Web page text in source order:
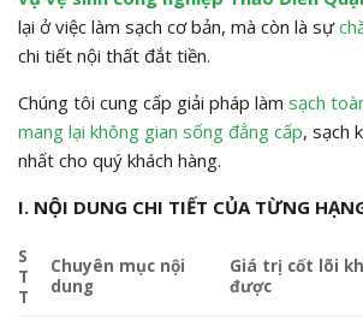
lại ở việc làm sạch cơ bản, mà còn là sự
chi tiết nội thất đắt tiền.
Chúng tôi cung cấp giải pháp làm sạch
mang lại không gian sống đẳng cấp, sạch
nhất cho quý khách hàng.
I. NỘI DUNG CHI TIẾT CỦA TỪNG
S
T
T
Chuyên mục nội
dung
Giá trị cốt lõi
được